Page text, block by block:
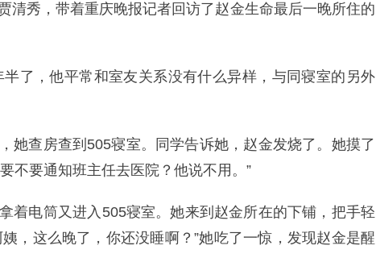
清秀，带着重庆晚报记者回访了赵金生命最后一晚所住的
半了，他平常和室友关系没有什么异样，与同寝室的另外
她查房查到505寝室。同学告诉她，赵金发烧了。她摸了
不要通知班主任去医院？他说不用。”
着电筒又进入505寝室。她来到赵金所在的下铺，把手轻
，这么晚了，你还没睡啊？”她吃了一惊，发现赵金是醒